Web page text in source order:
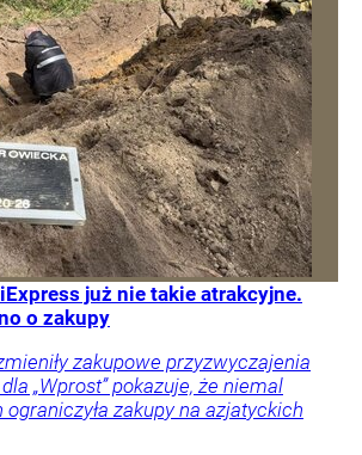
już nie takie atrakcyjne.
o zakupy
zakupowe przyzwyczajenia
„Wprost” pokazuje, że niemal
ograniczyła zakupy na azjatyckich